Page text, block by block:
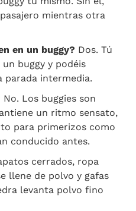
mientras otra
en un buggy? Dos. Tú
buggy y podéis
parada intermedia.
No. Los buggies son
un ritmo sensato,
para primerizos como
conducido antes.
cerrados, ropa
llene de polvo y gafas
levanta polvo fino